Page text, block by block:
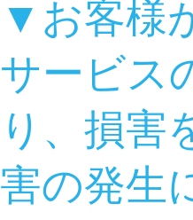
▼お客様
サービス
り、損害
害の発生